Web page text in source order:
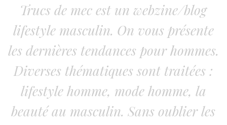
Trucs de mec est un webzine/blog
lifestyle masculin. On vous présente
les dernières tendances pour hommes.
Diverses thématiques sont traitées :
lifestyle homme, mode homme, la
beauté au masculin. Sans oublier les